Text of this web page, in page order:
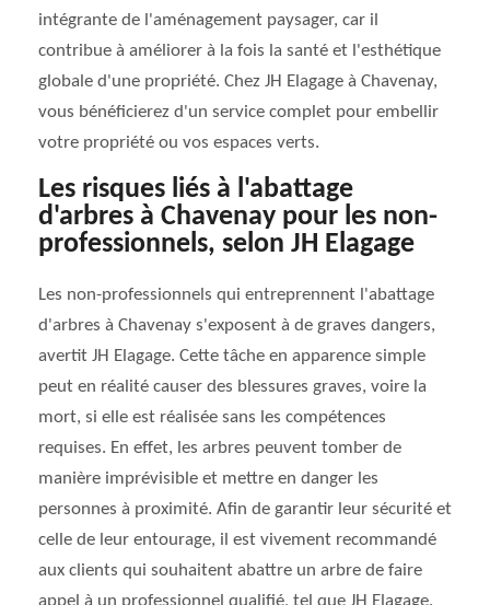
intégrante de l'aménagement paysager, car il
contribue à améliorer à la fois la santé et l'esthétique
globale d'une propriété. Chez JH Elagage à Chavenay,
vous bénéficierez d'un service complet pour embellir
votre propriété ou vos espaces verts.
Les risques liés à l'abattage
d'arbres à Chavenay pour les non-
professionnels, selon JH Elagage
Les non-professionnels qui entreprennent l'abattage
d'arbres à Chavenay s'exposent à de graves dangers,
avertit JH Elagage. Cette tâche en apparence simple
peut en réalité causer des blessures graves, voire la
mort, si elle est réalisée sans les compétences
requises. En effet, les arbres peuvent tomber de
manière imprévisible et mettre en danger les
personnes à proximité. Afin de garantir leur sécurité et
celle de leur entourage, il est vivement recommandé
aux clients qui souhaitent abattre un arbre de faire
appel à un professionnel qualifié, tel que JH Elagage.